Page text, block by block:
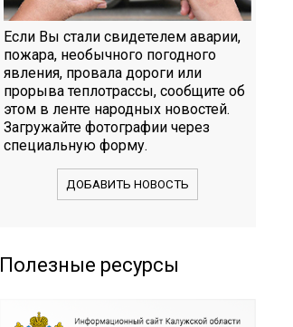
Если Вы стали свидетелем аварии,
пожара, необычного погодного
явления, провала дороги или
прорыва теплотрассы, сообщите об
этом в ленте народных новостей.
Загружайте фотографии через
специальную форму.
ДОБАВИТЬ НОВОСТЬ
Полезные ресурсы